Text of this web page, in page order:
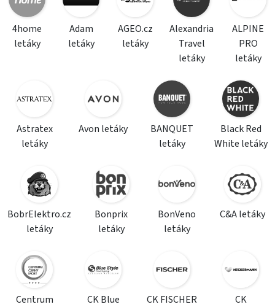
4home
letáky
Adam
letáky
AGEO.cz
letáky
Alexandria
Travel
letáky
ALPINE
PRO
letáky
Astratex
letáky
Avon letáky
BANQUET
letáky
Black Red
White letáky
BobrElektro.cz
letáky
Bonprix
letáky
BonVeno
letáky
C&A letáky
Centrum
CK Blue
CK FISCHER
CK